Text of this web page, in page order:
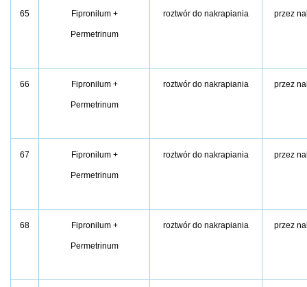
65 Fipronilum +
Permetrinum
roztwór do nakrapiania przez
66 Fipronilum +
Permetrinum
roztwór do nakrapiania przez
67 Fipronilum +
Permetrinum
roztwór do nakrapiania przez
68 Fipronilum +
Permetrinum
roztwór do nakrapiania przez